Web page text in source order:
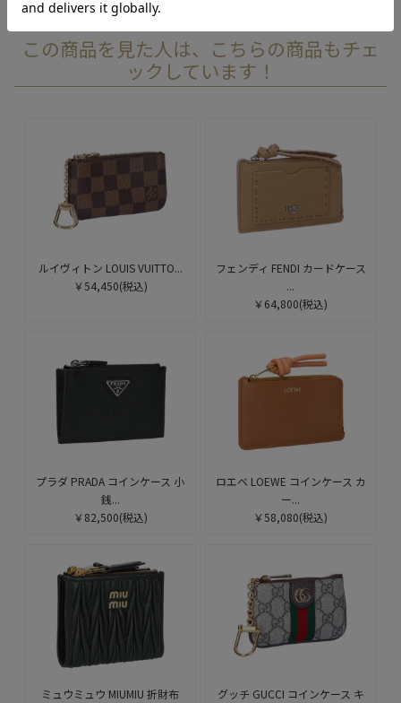
この商品を見た人は、こちらの商品もチェ
ックしています！
ルイヴィトン LOUIS VUITTO...
￥54,450(税込)
フェンディ FENDI カードケース
...
￥64,800(税込)
プラダ PRADA コインケース 小
銭...
￥82,500(税込)
ロエベ LOEWE コインケース カ
ー...
￥58,080(税込)
ミュウミュウ MIUMIU 折財布
グッチ GUCCI コインケース キ